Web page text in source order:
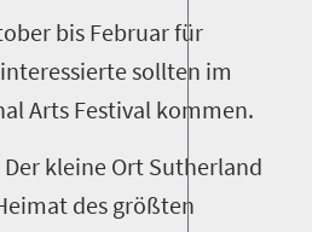
bis Februar für
sollten im
Arts Festival kommen.
Der kleine Ort Sutherland
des größten